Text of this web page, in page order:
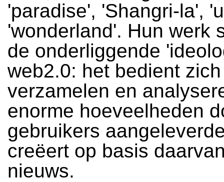
'paradise', 'Shangri-la',
'wonderland'. Hun werk
de onderliggende
web2.0: het bedient
verzamelen en
enorme hoeveelheden
gebruikers
creëert op basis
nieuws.